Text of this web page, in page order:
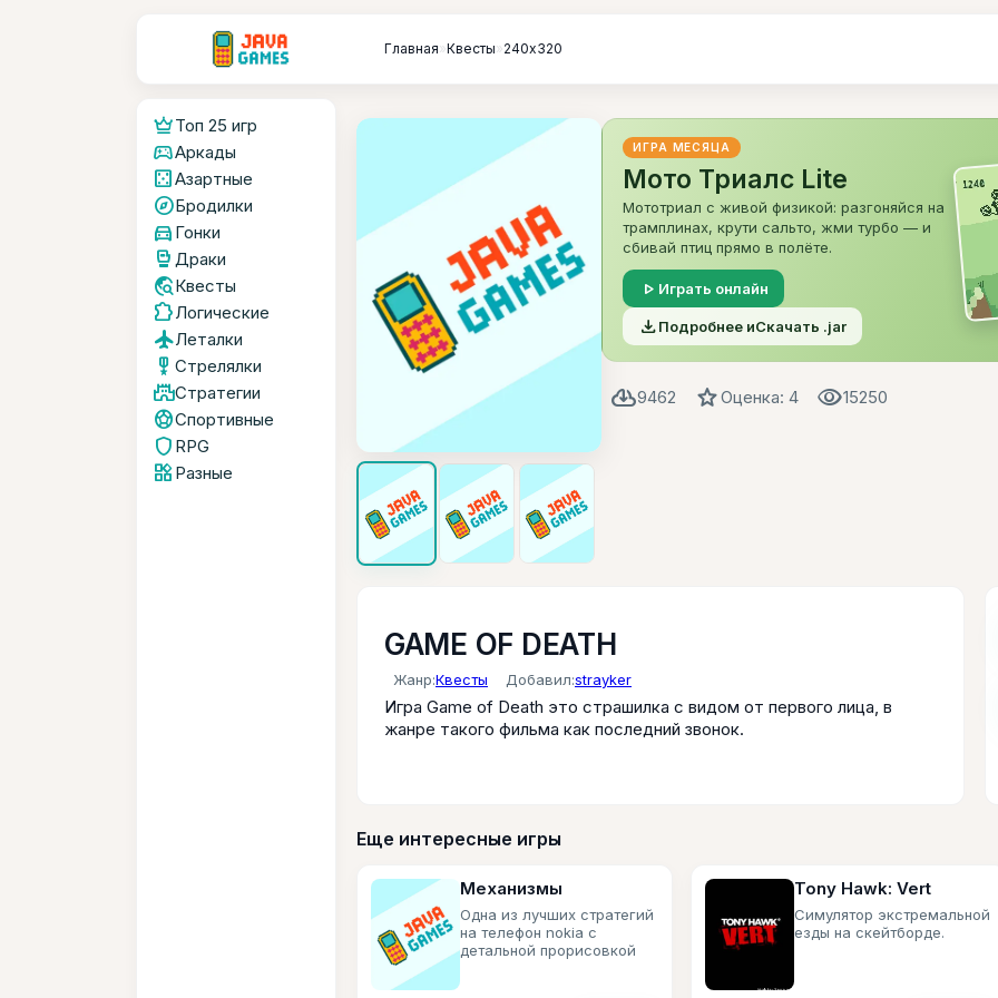
Главная»Квесты»240х320
crownТоп 25 игр
sports_esportsАркады
casinoАзартные
exploreБродилки
directions_car Гонки
sports_mma Драки
travel_exploreКвесты
extensionЛогические
flightЛеталки
military_tech Стрелялки
castleСтратегии
sports_soccerСпортивные
shield RPG
widgetsРазные
ИГРА МЕСЯЦА
Мото Триалс Lite
Мототриал с живой физикой: разгоняйся на
трамплинах, крути сальто, жми турбо — и
сбивай птиц прямо в полёте.
play_arrow Играть онлайн
file_downloadПодробнее иСкачать .jar
cloud_download9462 starОценка: 4 visibility15250
GAME OF DEATH
Жанр:Квесты Добавил:strayker
Игра Game of Death это страшилка с видом от первого лица, в
жанре такого фильма как последний звонок.
Еще интересные игры
Механизмы
Одна из лучших стратегий
на телефон nokia с
детальной прорисовкой
Tony Hawk: Vert
Симулятор экстремальной
езды на скейтборде.